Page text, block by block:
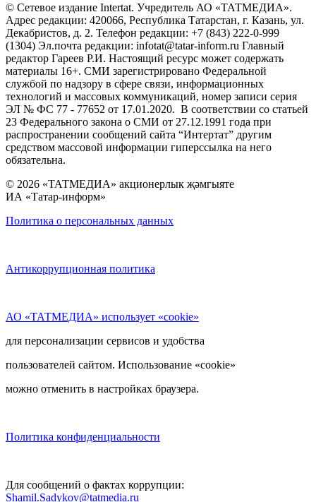
© Сетевое издание Intertat. Учредитель АО «ТАТМЕДИА».
Адрес редакции: 420066, Республика Татарстан, г. Казань, ул.
Декабристов, д. 2. Телефон редакции: +7 (843) 222-0-999
(1304) Эл.почта редакции: infotat@tatar-inform.ru Главный
редактор Гареев Р.И. Настоящий ресурс может содержать
материалы 16+. СМИ зарегистрировано Федеральной
службой по надзору в сфере связи, информационных
технологий и массовых коммуникаций, номер записи серия
ЭЛ № ФС 77 - 77652 от 17.01.2020. В соответствии со статьей
23 Федерального закона о СМИ от 27.12.1991 года при
распространении сообщений сайта “Интертат” другим
средством массовой информации гиперссылка на него
обязательна.
© 2026 «ТАТМЕДИА» акционерлык җәмгыяте
ИА «Татар-информ»
Политика о персональных данных
Антикоррупционная политика
АО «ТАТМЕДИА» использует «cookie»
для персонализации сервисов и удобства
пользователей сайтом. Использование «cookie»
можно отменить в настройках браузера.
Политика конфиденциальности
Для сообщений о фактах коррупции:
Shamil.Sadykov@tatmedia.ru